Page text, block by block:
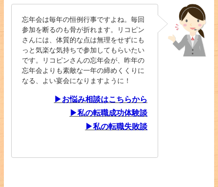
忘年会は毎年の恒例行事ですよね。毎回
参加を断るのも骨が折れます。リコピン
さんには、体質的な点は無理をせずにも
っと気楽な気持ちで参加してもらいたい
です。リコピンさんの忘年会が、昨年の
忘年会よりも素敵な一年の締めくくりに
なる、よい宴会になりますように！
▶お悩み相談はこちらから
▶私の転職成功体験談
▶私の転職失敗談